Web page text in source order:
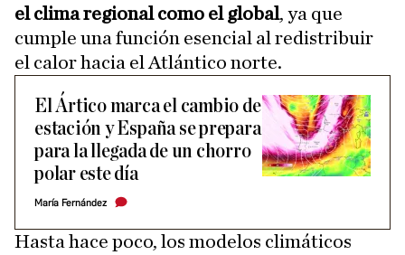
el clima regional como el global, ya que
cumple una función esencial al redistribuir
el calor hacia el Atlántico norte.
El Ártico marca el cambio de
estación y España se prepara
para la llegada de un chorro
polar este día
María Fernández
Hasta hace poco, los modelos climáticos